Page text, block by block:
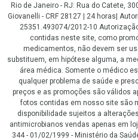
Rio de Janeiro - RJ: Rua do Catete,
Giovanelli - CRF 28127 | 24 horas|
25351.493074/2012-10
contidas neste site, como
medicamentos, não devem ser
substituem, em hipótese alguma, a
área médica. Somente o médico
qualquer problema de saúde e
preços e as promoções são válidos
fotos contidas em nosso site são
disponibilidade sujeitos a
antimicrobianos vendas apenas em
344 - 01/02/1999 - Ministério da